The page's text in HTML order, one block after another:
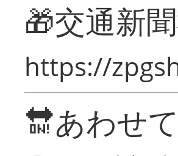
🎁交通新
https://
🔛あわせ